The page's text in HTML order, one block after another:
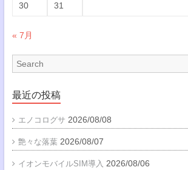
30 31
« 7月
最近の投稿
エノコログサ 2026/08/08
艶々な落葉 2026/08/07
イオンモバイルSIM導入 2026/08/06